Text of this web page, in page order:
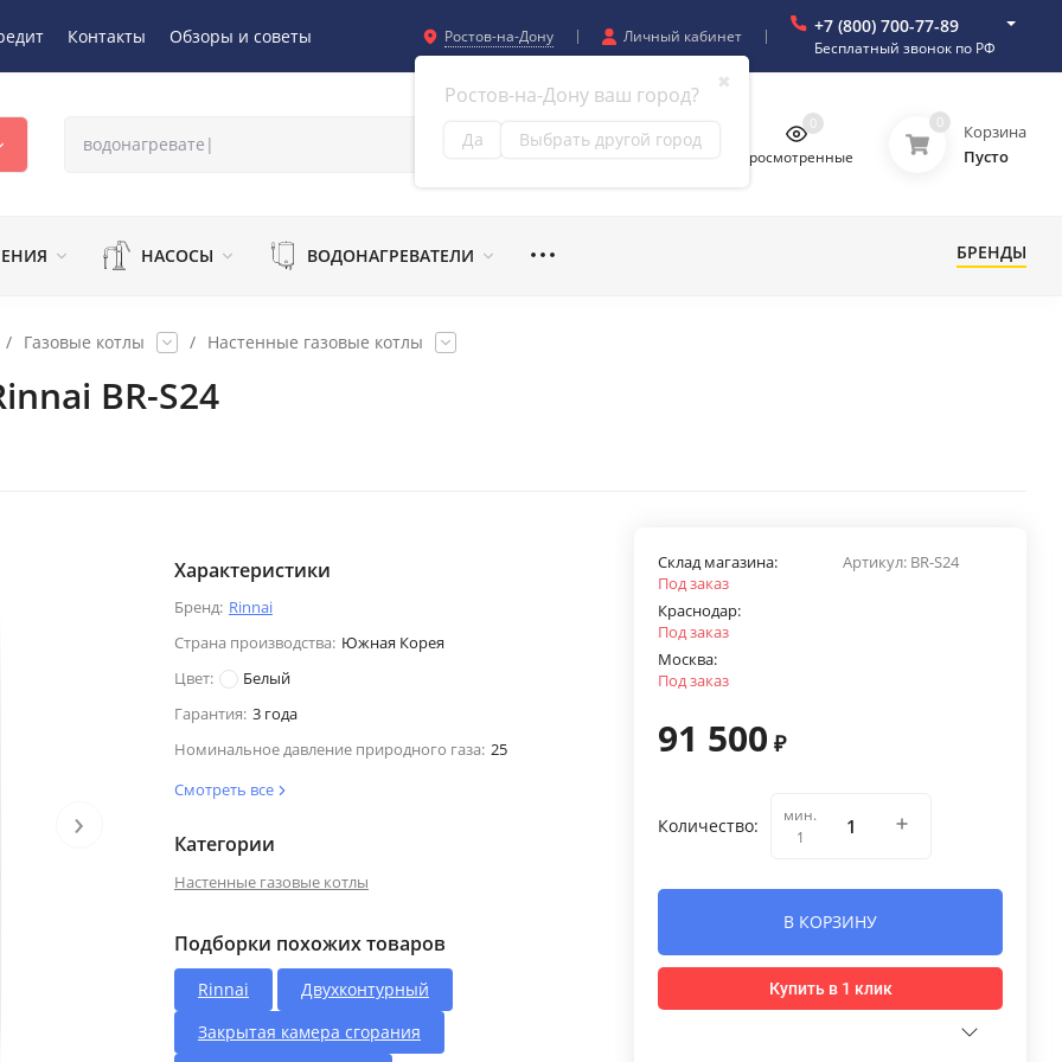
Контакты Обзоры и советы Ростов-на-Дону
✖
Ростов-на-Дону ваш город?
Да Выбрать другой город
Личный кабинет +7 (800) 700-77-89
Бесплатный звонок по РФ
Просмотренные
0 0
Корзина
Пусто
НАСОСЫ ВОДОНАГРЕВАТЕЛИ БРЕНДЫ
/ Газовые котлы / Настенные газовые котлы
BR-S24
›
Характеристики
Бренд: Rinnai
Страна производства: Южная Корея
Цвет:
Белый
Гарантия: 3 года
Номинальное давление природного газа: 25
Смотреть все
Категории
Настенные газовые котлы
Подборки похожих товаров
Rinnai
Двухконтурный
Закрытая камера сгорания
Артикул: BR-S24
Склад магазина:
Под заказ
Краснодар:
Под заказ
Москва:
Под заказ
91 500 ₽
Количество:
мин.
1
В КОРЗИНУ
Купить в 1 клик